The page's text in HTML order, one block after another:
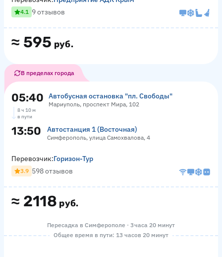
≈ 595 руб.
4.1 9 отзывов
В пределах города
05:40 Автобусная остановка "пл. Свободы"
Мариуполь, проспект Мира, 102
8 ч 10 м
в пути
13:50 Автостанция 1 (Восточная)
Симферополь, улица Самохвалова, 4
≈ 2118 руб.
Перевозчик:Горизон-Тур
3.9 598 отзывов
Пересадка в Симферополе · 3 часа 20 минут
Общее время в пути: 13 часов 20 минут